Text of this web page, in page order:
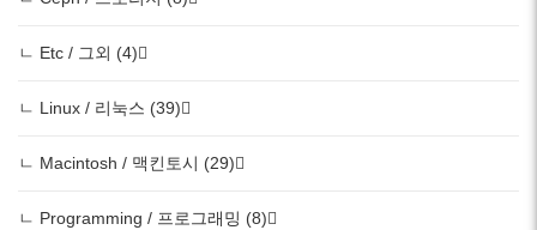
ㄴ Etc / 그외 (4)
ㄴ Linux / 리눅스 (39)
ㄴ Macintosh / 맥킨토시 (29)
ㄴ Programming / 프로그래밍 (8)